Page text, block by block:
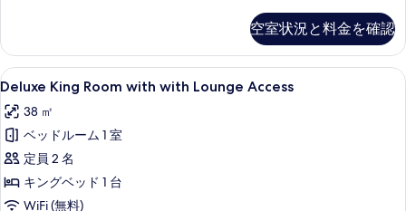
写
真
を
表
示
す
る
て
の
写
真
を
表
示
Lounge
Access
の
細
空室状況と料金を確認
Deluxe
King
Room
with
with
Lounge
Access
セーフティボックス (室内)、デスク
7
Deluxe King Room with with Lounge Access
38 ㎡
ベッドルーム 1 室
定員 2 名
キングベッド 1 台
WiFi (無料)